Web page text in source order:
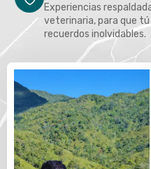
Experiencias
veterinaria, para que
recuerdos inolvidables.